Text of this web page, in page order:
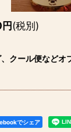
円(税別)
クール便などオ
でシェア